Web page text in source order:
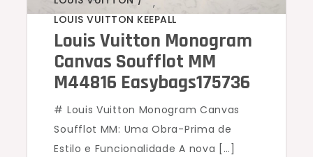
,
LOUIS VUITTON KEEPALL
Louis Vuitton Monogram
Canvas Soufflot MM
M44816 Easybags175736
# Louis Vuitton Monogram Canvas
Soufflot MM: Uma Obra-Prima de
Estilo e Funcionalidade A nova […]